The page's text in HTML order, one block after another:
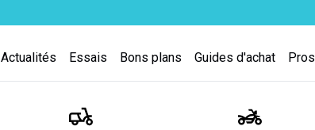
Actualités Essais Bons plans Guides d'achat Pros